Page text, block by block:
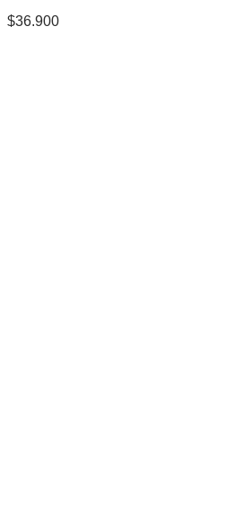
$36.900